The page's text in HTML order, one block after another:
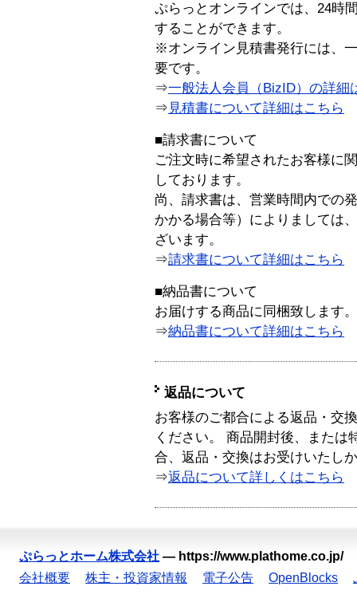
ぷらっとオンラインでは、24時
することができます。
※オンライン見積書発行には、
要です。
⇒一般法人会員（BizID）の詳細
⇒ 見積書について詳細はこちら
■請求書について
ご注文時に希望されたお客様に
しております。
尚、請求書は、営業時間内での
かかる場合等）によりましては
ざいます。
⇒請求書について詳細はこちら
■納品書について
お届けする商品に同梱致します。
⇒納品書について詳細はこちら
返品について
お客様のご都合による返品・交
ください。 商品開封後、または
合、返品・交換はお受けいたし
⇒返品について詳しくはこちら
ぷらっとホーム株式会社 — https://www.plathome.co.jp/
会社概要
株主・投資家情報 電子公告 OpenBlocks